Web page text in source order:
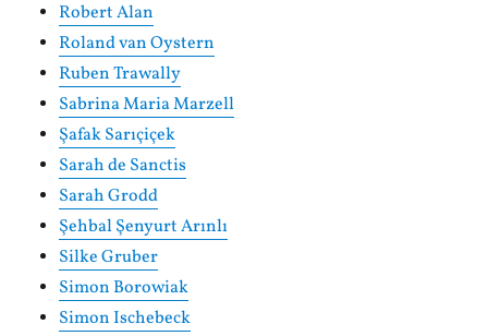
Robert Alan
Roland van Oystern
Ruben Trawally
Sabrina Maria Marzell
Şafak Sarıçiçek
Sarah de Sanctis
Sarah Grodd
Şehbal Şenyurt Arınlı
Silke Gruber
Simon Borowiak
Simon Ischebeck